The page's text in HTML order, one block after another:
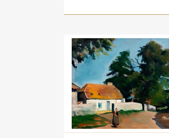
Jiří Kars(1880–1945)Krajina